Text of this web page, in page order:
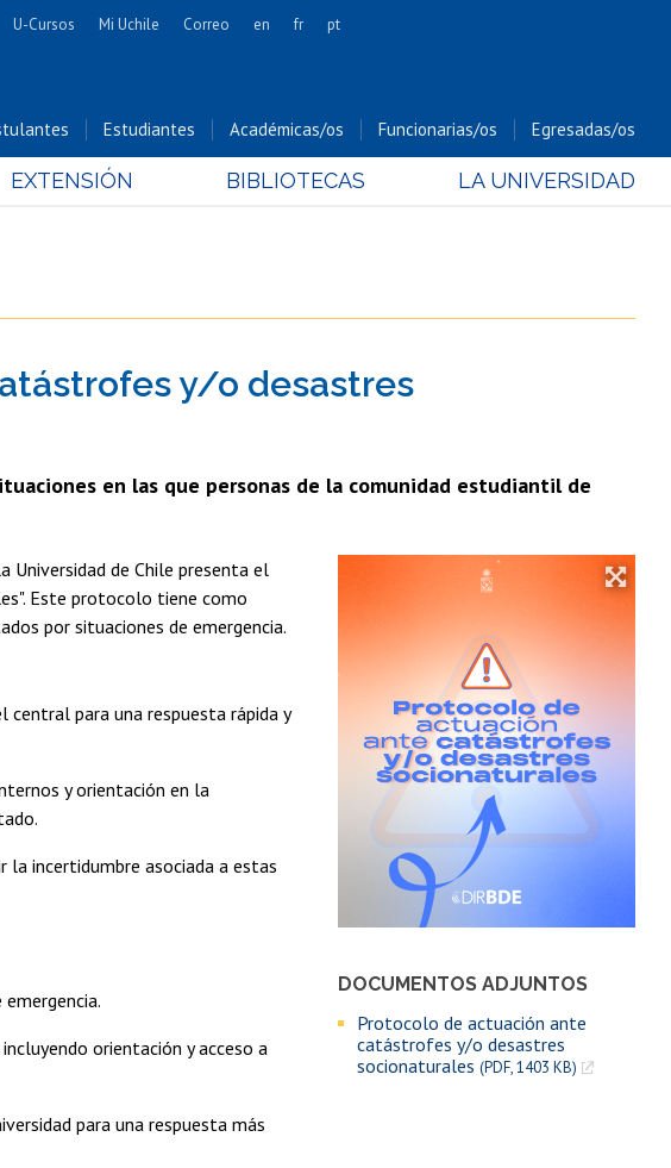
Matemáticas
Cs. Forestales y Conservación
Farmacéuticas
Cs. Sociales
en Educación
Estudios Internacionales
U-Cursos Mi Uchile Correo en fr pt
Estudiantes Académicas/os Funcionarias/os Egresadas/os
EXTENSIÓN BIBLIOTECAS LA UNIVERSIDAD
y/o desastres
en las que personas de la comunidad estudiantil de
DOCUMENTOS ADJUNTOS
Protocolo de actuación ante
catástrofes y/o desastres
socionaturales (PDF, 1403 KB)
Universidad de Chile presenta el
Este protocolo tiene como
por situaciones de emergencia.
central para una respuesta rápida y
y orientación en la
la incertidumbre asociada a estas
orientación y acceso a
para una respuesta más